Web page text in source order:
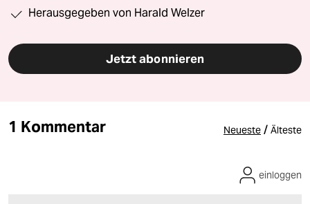
Herausgegeben von Harald Welzer
Jetzt abonnieren
1 Kommentar Neueste / Älteste
einloggen